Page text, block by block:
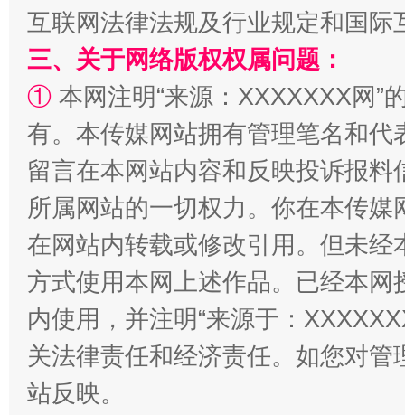
招工难、用工荒背后
互联网法律法规及行业规定和国
三、关于网络版权权属问题：
① 本网注明“来源：XXXXXXX网”
有。本传媒网站拥有管理笔名和
留言在本网站内容和反映投诉报
所属网站的一切权力。你在本传
在网站内转载或修改引用。但未
方式使用本网上述作品。已经本
内使用，并注明“来源于：
关法律责任和经济责任。如您对
站反映。